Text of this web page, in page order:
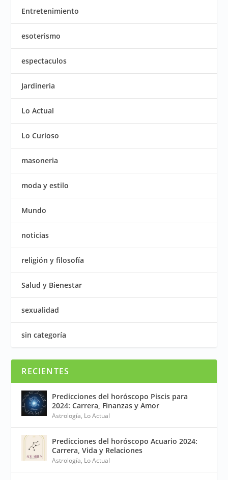
Entretenimiento
esoterismo
espectaculos
Jardineria
Lo Actual
Lo Curioso
masoneria
moda y estilo
Mundo
noticias
religión y filosofía
Salud y Bienestar
sexualidad
sin categoría
RECIENTES
Predicciones del horóscopo Piscis para
2024: Carrera, Finanzas y Amor
Astrología, Lo Actual
Predicciones del horóscopo Acuario 2024:
Carrera, Vida y Relaciones
Astrología, Lo Actual